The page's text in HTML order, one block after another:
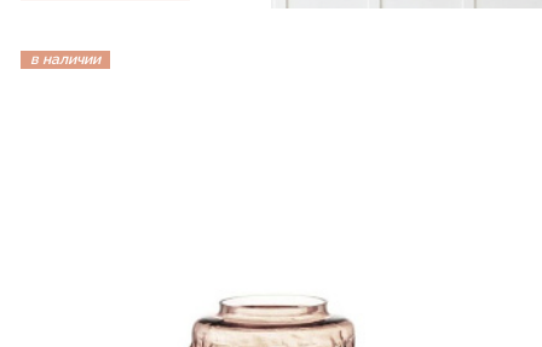
в наличии